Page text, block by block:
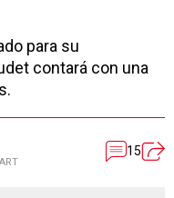
para su
contará con una
15